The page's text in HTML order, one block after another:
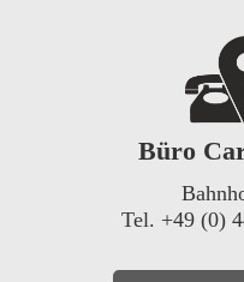
Büro
Tel. +49 (0)